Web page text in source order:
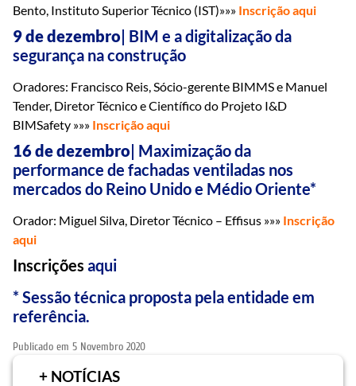
Bento, Instituto Superior Técnico (IST)»»» Inscriçãoaqui
9 de dezembro| BIM e a digitalização da
segurança na construção
Oradores: Francisco Reis, Sócio-gerente BIMMS e Manuel
Tender, Diretor Técnico e Científico do Projeto I&D
BIMSafety »»» Inscriçãoaqui
16 de dezembro| Maximização da
performance de fachadas ventiladas nos
mercados do Reino Unido e Médio Oriente*
Orador: Miguel Silva, Diretor Técnico – Effisus »»» Inscrição
aqui
Inscrições aqui
* Sessão técnica proposta pela entidade em
referência.
Publicado em 5 Novembro 2020
+ NOTÍCIAS